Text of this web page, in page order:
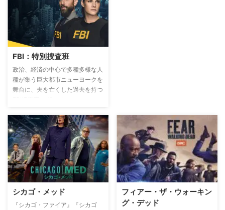
FBI：特別捜査班
政治、経済の中心で多種多様な人
種が集う巨大都市ニューヨークを
舞台に、夫を亡くした過去を持つ
が、通称”OA”こと中東系の元潜
入捜査官ジダン（ジーコ）とコン
ビを組み、テロ・誘拐など一刻一
秒を争う緊急事態に挑む。
シカゴ・メッド
『シカゴ・ファイア』『シカゴ
フィアー・ザ・ウォーキン
グ・デッド